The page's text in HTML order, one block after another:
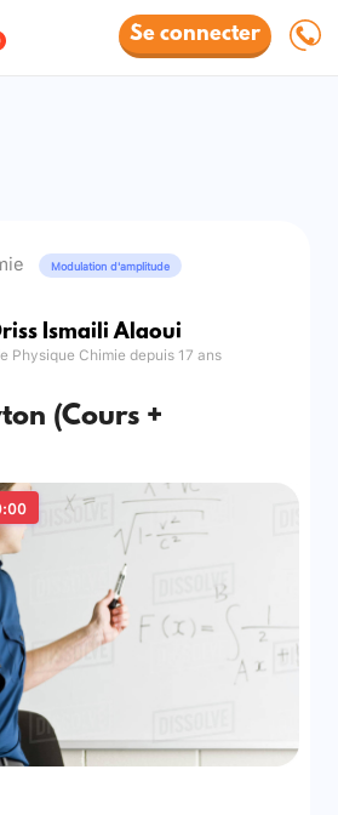
Se connecter
Modulation d'amplitude
Ismaili Alaoui
Physique Chimie depuis 17 ans
(Cours +